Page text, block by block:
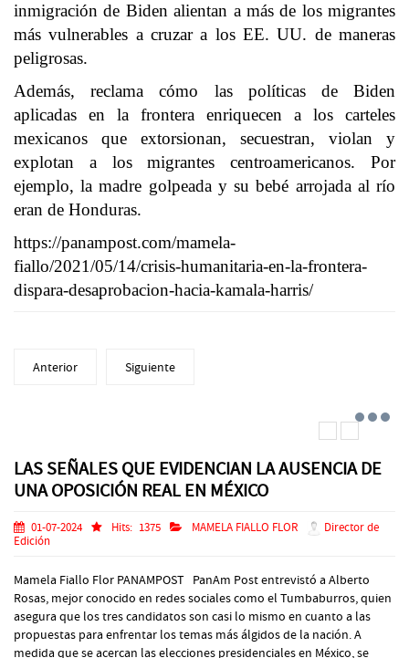
inmigración de Biden alientan a más de los migrantes
más vulnerables a cruzar a los EE. UU. de maneras
peligrosas.
Además, reclama cómo las políticas de Biden
aplicadas en la frontera enriquecen a los carteles
mexicanos que extorsionan, secuestran, violan y
explotan a los migrantes centroamericanos. Por
ejemplo, la madre golpeada y su bebé arrojada al río
eran de Honduras.
https://panampost.com/mamela-
fiallo/2021/05/14/crisis-humanitaria-en-la-frontera-
dispara-desaprobacion-hacia-kamala-harris/
Anterior Siguiente
LAS SEÑALES QUE EVIDENCIAN LA AUSENCIA DE
UNA OPOSICIÓN REAL EN MÉXICO
01-07-2024 Hits: 1375 MAMELA FIALLO FLOR
Director de
Edición
Mamela Fiallo Flor PANAMPOST PanAm Post entrevistó a Alberto
Rosas, mejor conocido en redes sociales como el Tumbaburros, quien
asegura que los tres candidatos son casi lo mismo en cuanto a las
propuestas para enfrentar los temas más álgidos de la nación. A
medida que se acercan las elecciones presidenciales en México, se